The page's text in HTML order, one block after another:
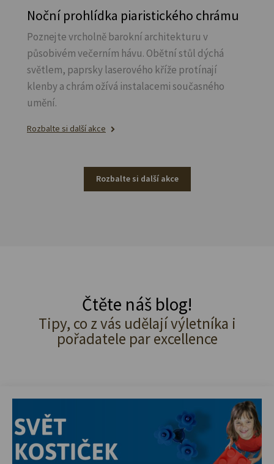
Noční prohlídka piaristického chrámu
Poznejte vrcholně barokní architekturu v
působivém večerním hávu. Obětní stůl dýchá
světlem, paprsky laserového kříže protínají
klenby a chrám ožívá instalacemi současného
umění.
Rozbalte si další akce
Rozbalte si další akce
Čtěte náš blog!
Tipy, co z vás udělají výletníka i
pořadatele par excellence